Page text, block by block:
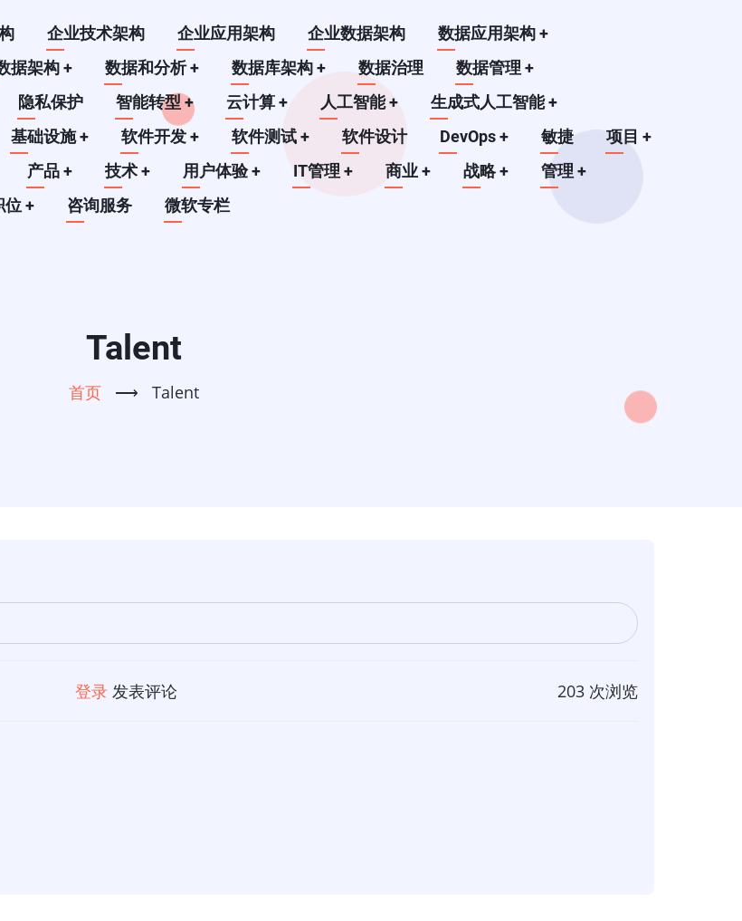
企业技术架构 企业应用架构 企业数据架构 数据应用架构+
据架构+ 数据和分析+ 数据库架构+ 数据治理 数据管理+
隐私保护 智能转型+ 云计算+ 人工智能+ 生成式人工智能+
基础设施+ 软件开发+ 软件测试+ 软件设计 DevOps+ 敏捷 项目+
产品+ 技术+ 用户体验+ IT管理+ 商业+ 战略+ 管理+
位+ 咨询服务 微软专栏
Talent
首页 ⟶ Talent
登录 发表评论 203 次浏览